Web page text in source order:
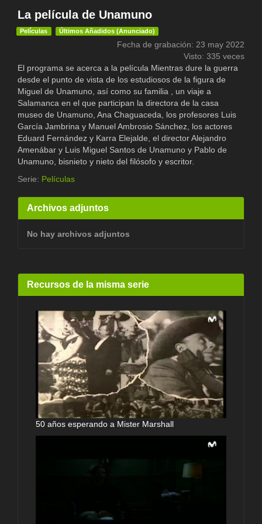
La película de Unamuno
Películas Últimos Añadidos (Anunciado)
Fecha de grabación: 23 may 2022
Visto: 335 veces
El programa se acerca a la película Mientras dure la guerra
desde el punto de vista de los estudiosos de la figura de
Miguel de Unamuno, así como su familia , un viaje a
Salamanca en el que participan la directora de la casa
museo de Unamuno, Ana Chaguaceda, los profesores Luis
García Jambrina y Manuel Ambrosio Sánchez, los actores
Eduard Fernández y Karra Elejalde, el director Alejandro
Amenábar y Luis Miguel Santos de Unamuno y Pablo de
Unamuno, bisnieto y nieto del filósofo y escritor.
Serie: Películas
Archivos adjuntos
No hay archivos adjuntos
Recursos de la misma serie
50 años esperando a Mister Marshall